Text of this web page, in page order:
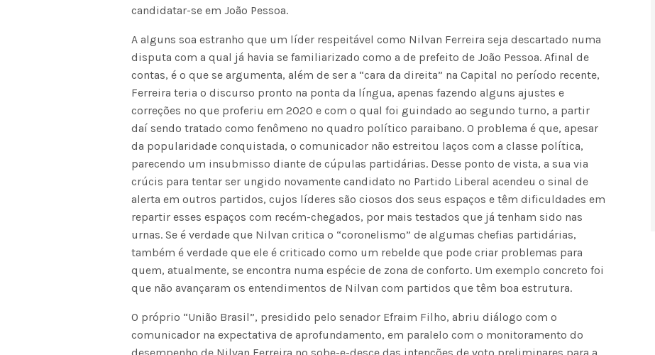
candidatar-se em João Pessoa.
A alguns soa estranho que um líder respeitável como Nilvan Ferreira seja descartado numa
disputa com a qual já havia se familiarizado como a de prefeito de João Pessoa. Afinal de
contas, é o que se argumenta, além de ser a “cara da direita” na Capital no período recente,
Ferreira teria o discurso pronto na ponta da língua, apenas fazendo alguns ajustes e
correções no que proferiu em 2020 e com o qual foi guindado ao segundo turno, a partir
daí sendo tratado como fenômeno no quadro político paraibano. O problema é que, apesar
da popularidade conquistada, o comunicador não estreitou laços com a classe política,
parecendo um insubmisso diante de cúpulas partidárias. Desse ponto de vista, a sua via
crúcis para tentar ser ungido novamente candidato no Partido Liberal acendeu o sinal de
alerta em outros partidos, cujos líderes são ciosos dos seus espaços e têm dificuldades em
repartir esses espaços com recém-chegados, por mais testados que já tenham sido nas
urnas. Se é verdade que Nilvan critica o “coronelismo” de algumas chefias partidárias,
também é verdade que ele é criticado como um rebelde que pode criar problemas para
quem, atualmente, se encontra numa espécie de zona de conforto. Um exemplo concreto foi
que não avançaram os entendimentos de Nilvan com partidos que têm boa estrutura.
O próprio “União Brasil”, presidido pelo senador Efraim Filho, abriu diálogo com o
comunicador na expectativa de aprofundamento, em paralelo com o monitoramento do
Voo cancelado, bagagem extraviada e
cobranças indevidas: saiba quais são
os seus direitos